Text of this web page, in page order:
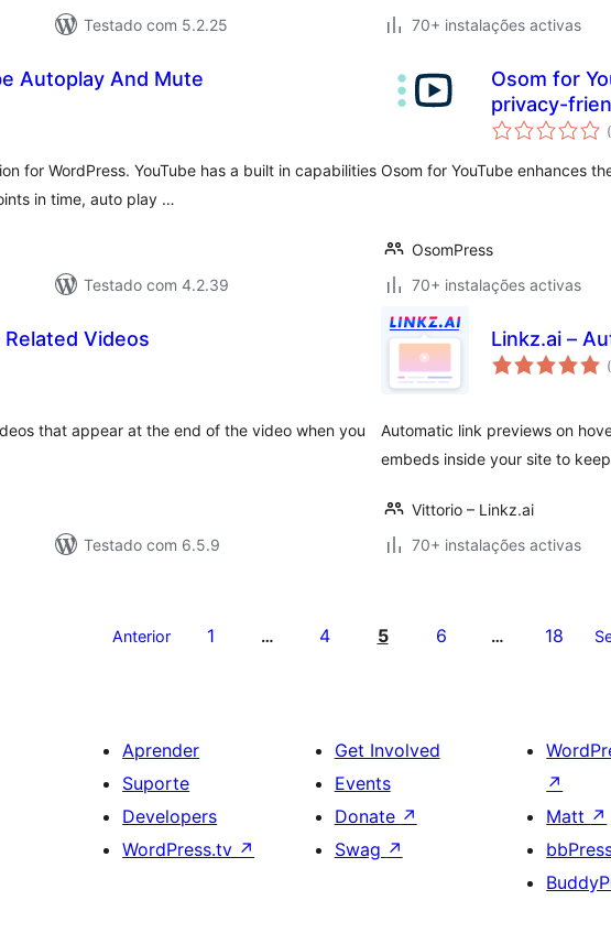
Testado com 5.2.25
70+ instalações activas
Autoplay And Mute
for WordPress. YouTube has a built in capabilities
in time, auto play …
Testado com 4.2.39
Osom for
privacy-
Osom for YouTube enhances
OsomPress
70+ instalações activas
Videos
that appear at the end of the video when you
Testado com 6.5.9
Linkz.ai –
Automatic link previews on
embeds inside your site to
Vittorio – Linkz.ai
70+ instalações activas
Anterior 1 … 4 5 6 … 18
Aprender
Suporte
Developers
WordPress.tv ↗
Get Involved
Events
Donate ↗
Swag ↗
↗
Matt ↗